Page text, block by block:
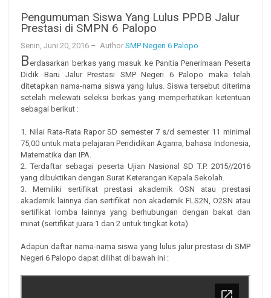
Pengumuman Siswa Yang Lulus PPDB Jalur
Prestasi di SMPN 6 Palopo
Senin, Juni 20, 2016 – AuthorSMP Negeri 6 Palopo
Berdasarkan berkas yang masuk ke Panitia Penerimaan Peserta
Didik Baru Jalur Prestasi SMP Negeri 6 Palopo maka telah
ditetapkan nama-nama siswa yang lulus. Siswa tersebut diterima
setelah melewati seleksi berkas yang memperhatikan ketentuan
sebagai berikut :
1. Nilai Rata-Rata Rapor SD semester 7 s/d semester 11 minimal
75,00 untuk mata pelajaran Pendidikan Agama, bahasa Indonesia,
Matematika dan IPA.
2. Terdaftar sebagai peserta Ujian Nasional SD T.P. 2015//2016
yang dibuktikan dengan Surat Keterangan Kepala Sekolah.
3. Memiliki sertifikat prestasi akademik OSN atau prestasi
akademik lainnya dan sertifikat non akademik FLS2N, O2SN atau
sertifikat lomba lainnya yang berhubungan dengan bakat dan
minat (sertifikat juara 1 dan 2 untuk tingkat kota)
Adapun daftar nama-nama siswa yang lulus jalur prestasi di SMP
Negeri 6 Palopo dapat dilihat di bawah ini :